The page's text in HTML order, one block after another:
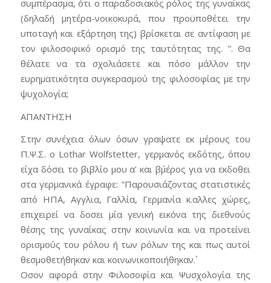
συμπέρασμα, ότι ο παραδοσιακός ρόλος της γυναίκας
(δηλαδή μητέρα-νοικοκυρά, που προϋποθέτει την
υποταγή και εξάρτηση της) βρίσκεται σε αντίφαση με
τον φιλοσοφικό ορισμό της ταυτότητας της. ”. Θα
θέλατε να τα σχολιάσετε και πόσο μάλλον την
ευρηματικότητα συγκερασμού της φιλοσοφίας με την
ψυχολογία;
ΑΠΑΝΤΗΣΗ
Στην συνέχεια όλων όσων γραψατε εκ μέρους του
Π.Ψ.Σ. ο Lothar Wolfstetter, γερμανός εκδότης, όπου
είχα δόσει το βιβλίο μου α’ και β΄μέρος για να εκδοθει
στα γερμανικά έγραφε: “Παρουσιάζοντας στατιστικές
από ΗΠΑ, Αγγλια, Γαλλία, Γερμανία κ.αλλες χώρες,
επιχειρεί να δοσει μία γενική εικόνα της διεθνούς
θέσης της γυναίκας στην κοινωνία και να προτείνει
ορισμούς του ρόλου ή των ρόλων της και πως αυτοί
θεσμοθετήθηκαν και κοινωνικοποιήθηκαν΄.
Οσον αφορά στην Φιλοσοφία και Ψυσχολογία της